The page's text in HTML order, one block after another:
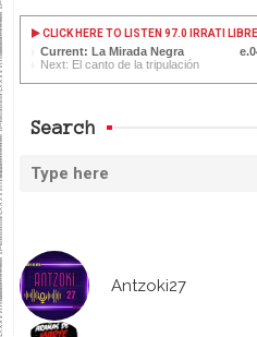
CLICK HERE TO LISTEN 97.0 IRRATI
Current: La Mirada Negra
Next: El canto de la tripulación
Search
Antzoki27